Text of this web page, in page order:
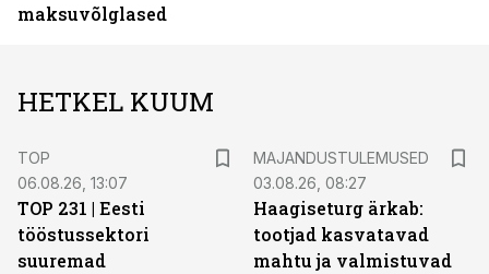
maksuvõlglased
HETKEL KUUM
TOP
06.08.26, 13:07
TOP 231 | Eesti
tööstussektori
suuremad
MAJANDUSTULEMUSED
03.08.26, 08:27
Haagiseturg ärkab:
tootjad kasvatavad
mahtu ja valmistuvad